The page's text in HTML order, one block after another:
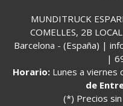
MUNDITRUCK
COMELLES, 2B
Barcelona - (España) |
|
Horario: Lunes a viernes
de
(*) Precios